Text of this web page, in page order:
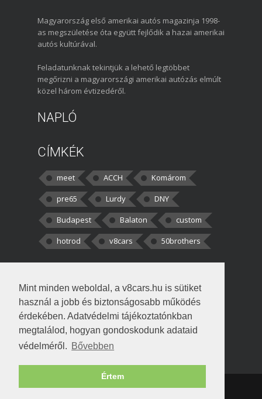
Mint minden weboldal, a v8cars.hu is sütiket
használ a jobb és biztonságosabb működés
érdekében. Adatvédelmi tájékoztatónkban
megtalálod, hogyan gondoskodunk adataid
védelméről. Bővebben
Értem
Magyarország első amerikai autós magazinja 1998-
as megszületése óta együtt fejlődik a hazai amerikai
autós kultúrával.
Feladatunknak tekintjük a lehető legtöbbet
megőrizni a magyarországi amerikai autózás elmúlt
közel három évtizedéről.
NAPLÓ
CÍMKÉK
meet ACCH
Komárom
pre65
Lurdy
DNY
Budapest
Balaton
custom
hotrod
v8cars 50brothers
kortisz:Elszúrtam! Én csak két
darabbaal számoltam. Nem tudtam, hogy fél autót,
Béke:
!fasza Örültem is nagyon, amikor
Copyright © 1998-2026 v8cars.huT|Szerzői jogok